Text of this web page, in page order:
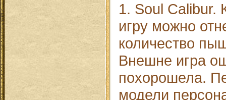
1. Soul Calibur.
игру можно
количество
Внешне игра
похорошела.
модели